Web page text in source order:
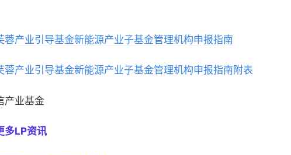
蓉产业引导基金新能源产业子基金管理机构申报指南
蓉产业引导基金新能源产业子基金管理机构申报指南附表
产业基金
多LP资讯